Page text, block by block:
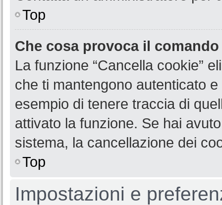
Top
Che cosa provoca il
La funzione “Cancella cookie”
che ti mantengono autenticato
esempio di tenere traccia di
attivato la funzione. Se hai
sistema, la cancellazione dei
Top
Impostazioni e